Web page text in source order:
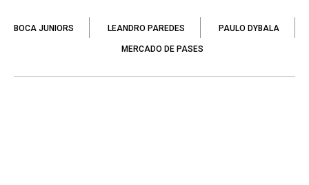
BOCA JUNIORS LEANDRO PAREDES PAULO DYBALA
MERCADO DE PASES